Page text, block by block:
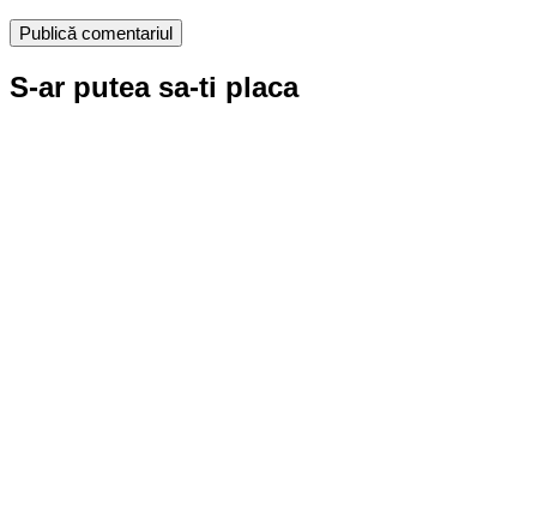
S-ar putea sa-ti placa